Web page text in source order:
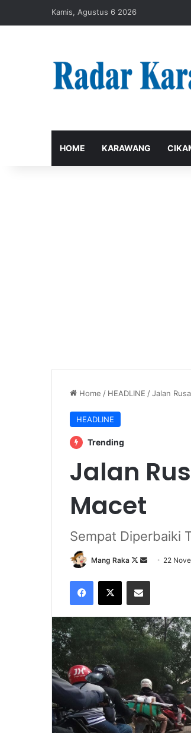
Kamis, Agustus 6 2026
HOME KARAWANG
Home / HEADLINE /Jalan
HEADLINE
Trending
Jalan
Macet
Sempat Diperbaiki
Mang Raka
Follow
X
Send 22
Facebook
X Share via Email